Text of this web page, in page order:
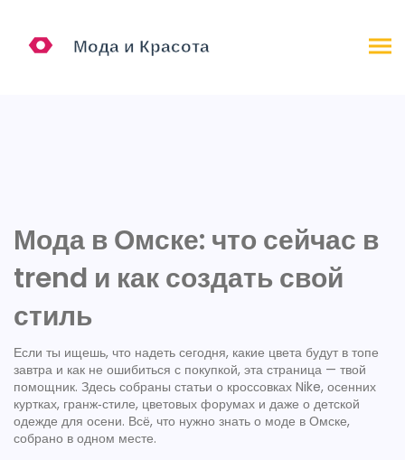
Мода в Омске: что сейчас в
trend и как создать свой
стиль
Если ты ищешь, что надеть сегодня, какие цвета будут в топе
завтра и как не ошибиться с покупкой, эта страница — твой
помощник. Здесь собраны статьи о кроссовках Nike, осенних
куртках, гранж‑стиле, цветовых форумах и даже о детской
одежде для осени. Всё, что нужно знать о моде в Омске,
собрано в одном месте.